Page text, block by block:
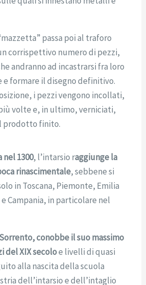
passa poi al traforo
corrispettivo numero di pezzi,
andranno ad incastrarsi fra loro
e formare il disegno definitivo.
i pezzi vengono incollati,
volte e, in ultimo, verniciati,
prodotto finito.
nel 1300, l’intarsio raggiunge la
rinascimentale, sebbene si
in Toscana, Piemonte, Emilia
Campania, in particolare nel
conobbe il suo massimo
del XIX secoloe livelli di quasi
alla nascita della scuola
dell’intarsio e dell’intaglio